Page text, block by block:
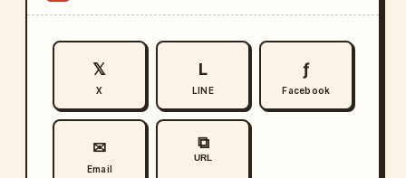
𝕏
X
L
LINE
ƒ
Facebook
✉
Email
⧉
URL